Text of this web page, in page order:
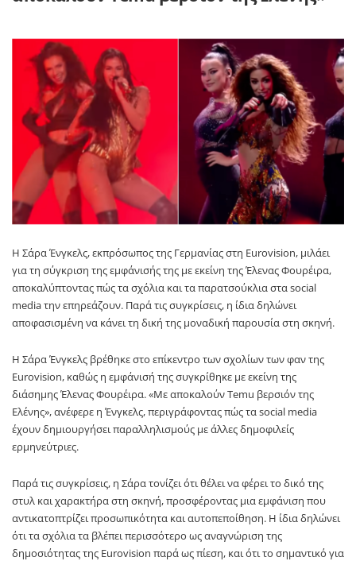
Η Σάρα Ένγκελς, εκπρόσωπος της Γερμανίας στη Eurovision, μιλάει
για τη σύγκριση της εμφάνισής της με εκείνη της Έλενας Φουρέιρα,
αποκαλύπτοντας πώς τα σχόλια και τα παρατσούκλια στα social
media την επηρεάζουν. Παρά τις συγκρίσεις, η ίδια δηλώνει
αποφασισμένη να κάνει τη δική της μοναδική παρουσία στη σκηνή.
Η Σάρα Ένγκελς βρέθηκε στο επίκεντρο των σχολίων των φαν της
Eurovision, καθώς η εμφάνισή της συγκρίθηκε με εκείνη της
διάσημης Έλενας Φουρέιρα. «Με αποκαλούν Temu βερσιόν της
Ελένης», ανέφερε η Ένγκελς, περιγράφοντας πώς τα social media
έχουν δημιουργήσει παραλληλισμούς με άλλες δημοφιλείς
ερμηνεύτριες.
Παρά τις συγκρίσεις, η Σάρα τονίζει ότι θέλει να φέρει το δικό της
στυλ και χαρακτήρα στη σκηνή, προσφέροντας μια εμφάνιση που
αντικατοπτρίζει προσωπικότητα και αυτοπεποίθηση. Η ίδια δηλώνει
ότι τα σχόλια τα βλέπει περισσότερο ως αναγνώριση της
δημοσιότητας της Eurovision παρά ως πίεση, και ότι το σημαντικό για